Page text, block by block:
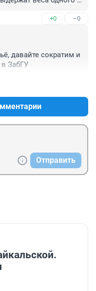
+0 –0
давайте сократим и
ЗабГУ
Отправить